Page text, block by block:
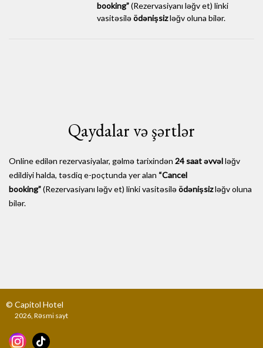
booking”(Rezervasiyanı ləğv et) linki
vasitəsiləödənişsizləğv oluna bilər.
Qaydalar və şərtlər
Online edilən rezervasiyalar, gəlmə tarixindən 24 saat əvvəlləğv
edildiyi halda, təsdiq e-poçtunda yer alan “Cancel
booking”(Rezervasiyanı ləğv et) linki vasitəsiləödənişsizləğv oluna
bilər.
© Capitol Hotel
2026, Rəsmi sayt